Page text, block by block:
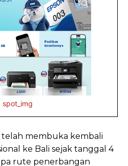
membuka kembali
ke Bali sejak tanggal 4
rute penerbangan